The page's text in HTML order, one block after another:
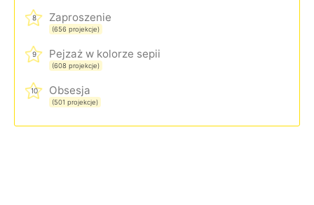
8 Zaproszenie
(656 projekcje)
9 Pejzaż w kolorze sepii
(608 projekcje)
10 Obsesja
(501 projekcje)